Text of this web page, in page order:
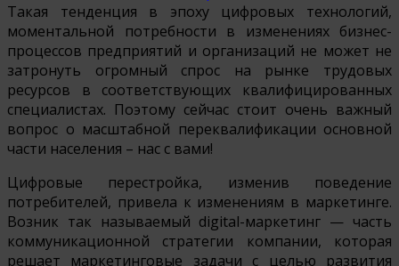
Такая тенденция в эпоху цифровых технологий,
моментальной потребности в изменениях бизнес-
процессов предприятий и организаций не может не
затронуть огромный спрос на рынке трудовых
ресурсов в соответствующих квалифицированных
специалистах. Поэтому сейчас стоит очень важный
вопрос о масштабной переквалификации основной
части населения – нас с вами!
Цифровые перестройка, изменив поведение
потребителей, привела к изменениям в маркетинге.
Возник так называемый digital-маркетинг — часть
коммуникационной стратегии компании, которая
решает маркетинговые задачи с целью развития